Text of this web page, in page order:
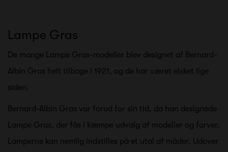
Lampe Gras
De mange Lampe Gras-modeller blev designet af Bernard-
Albin Gras helt tilbage i 1921, og de har været elsket lige
siden.
Bernard-Albin Gras var forud for sin tid, da han designede
Lampe Gras, der fås i kæmpe udvalg af modeller og farver.
Lamperne kan nemlig indstilles på et utal af måder. Udover